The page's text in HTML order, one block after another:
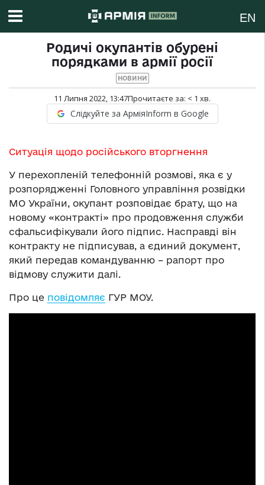
EN
Родичі окупантів обурені
порядками в армії росії
НОВИНИ
11 Липня 2022, 13:47Прочитаєте за: < 1 хв.
Слідкуйте за АрміяInform в Google
Ситуація щодо російського вторгнення
У перехопленій телефонній розмові, яка є у
розпорядженні Головного управління розвідки
МО України, окупант розповідає брату, що на
новому «контракті» про продовження служби
сфальсифікували його підпис. Насправді він
контракту не підписував, а єдиний документ,
який передав командуванню – рапорт про
відмову служити далі.
Про це повідомляє ГУР МОУ.